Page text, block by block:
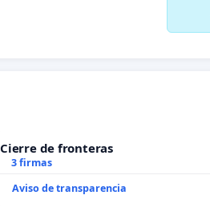
Cierre de fronteras
3 firmas
Aviso de transparencia